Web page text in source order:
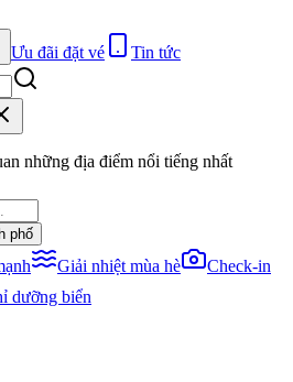
Ưu đãi đặt vé Tin tức
những địa điểm nổi tiếng nhất
phố
Giải nhiệt mùa hè
Check-in
dưỡng biển